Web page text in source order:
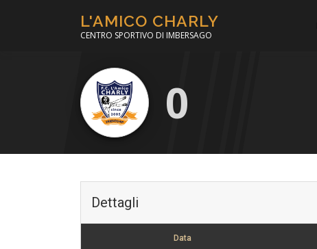
L'AMICO CHARLY
CENTRO SPORTIVO DI IMBERSAGO
0
Dettagli
Data